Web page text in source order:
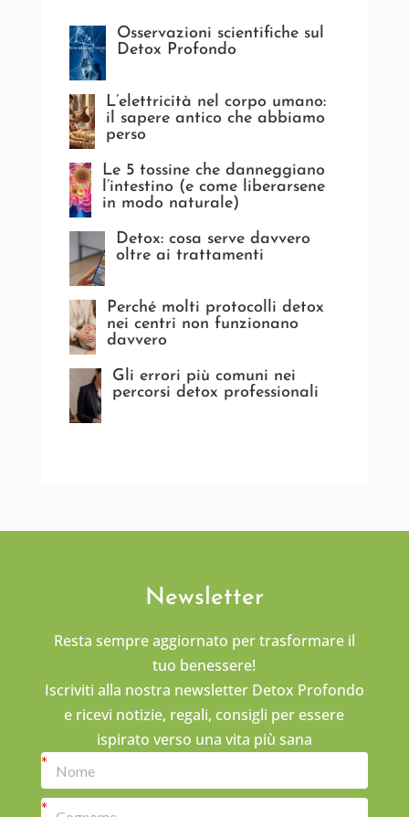
Osservazioni scientifiche sul
Detox Profondo
L’elettricità nel corpo umano:
il sapere antico che abbiamo
perso
Le 5 tossine che danneggiano
l’intestino (e come liberarsene
in modo naturale)
Detox: cosa serve davvero
oltre ai trattamenti
Perché molti protocolli detox
nei centri non funzionano
davvero
Gli errori più comuni nei
percorsi detox professionali
Newsletter
Resta sempre aggiornato per trasformare il
tuo benessere!
Iscriviti alla nostra newsletter Detox Profondo
e ricevi notizie, regali, consigli per essere
ispirato verso una vita più sana